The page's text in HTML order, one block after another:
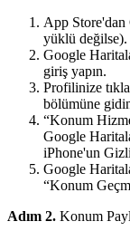
App Store'dan
yüklü değilse).
Google
giriş yapın.
Profilinize
bölümüne
“Konum
Google
iPhone'un
Google
“Konum
Adım 2. Konum